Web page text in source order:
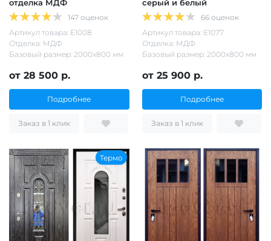
отделка МДФ
147 оценок
Артикул товара: Е1008
Отделка: МДФ
Базовый размер: 2000х800 мм
от 28 500 р.
Подробнее
Заказ в 1 клик
серый и белый
66 оценок
Артикул товара: Е1077
Отделка: МДФ
Базовый размер: 2000х800 мм
от 25 900 р.
Подробнее
Заказ в 1 клик
Термо